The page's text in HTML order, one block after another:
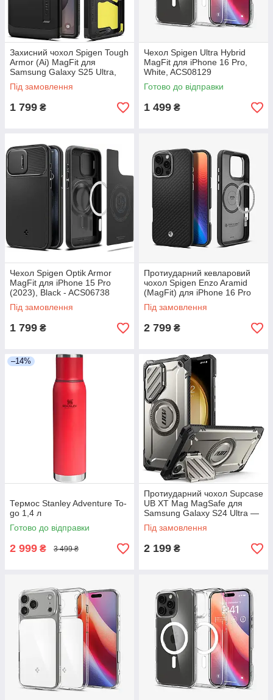
Захисний чохол Spigen Tough
Armor (Ai) MagFit для
Samsung Galaxy S25 Ultra,
ACS08964
Під замовлення
1 799 ₴
Чехол Spigen Ultra Hybrid
MagFit для iPhone 16 Pro,
White, ACS08129
Готово до відправки
1 499 ₴
Чехол Spigen Optik Armor
MagFit для iPhone 15 Pro
(2023), Black - ACS06738
Під замовлення
1 799 ₴
Протиударний кевларовий
чохол Spigen Enzo Aramid
(MagFit) для iPhone 16 Pro
Max, ACS08017
Під замовлення
2 799 ₴
–14%
Термос Stanley Adventure To-
go 1,4 л
Готово до відправки
2 999 ₴ 3 499 ₴
Протиударний чохол Supcase
UB XT Mag MagSafe для
Samsung Galaxy S24 Ultra —
Gray
Під замовлення
2 199 ₴